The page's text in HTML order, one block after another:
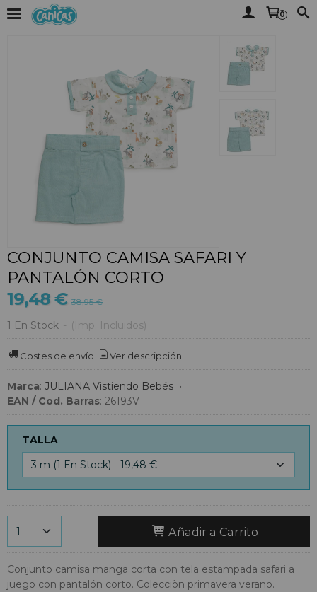
0
CONJUNTO CAMISA SAFARI Y
PANTALÓN CORTO
19,48 € 38,95 €
1 En Stock - (Imp. Incluidos)
Costes de envío Ver descripción
Marca: JULIANA Vistiendo Bebés •
EAN / Cod. Barras: 26193V
TALLA
Añadir a Carrito
Conjunto camisa manga corta con tela estampada safari a
juego con pantalón corto. Colecciòn primavera verano.